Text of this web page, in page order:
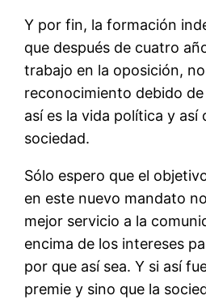
Y por fin, la formación
que después de cuatro
trabajo en la oposición,
reconocimiento debido
así es la vida política y así
sociedad.
Sólo espero que el
en este nuevo mandato
mejor servicio a la
encima de los intereses
por que así sea. Y si así
premie y sino que la